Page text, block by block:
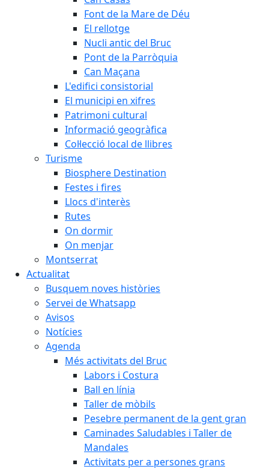
Font de la Mare de Déu
El rellotge
Nucli antic del Bruc
Pont de la Parròquia
Can Maçana
L'edifici consistorial
El municipi en xifres
Patrimoni cultural
Informació geogràfica
Col·lecció local de llibres
Turisme
Biosphere Destination
Festes i fires
Llocs d'interès
Rutes
On dormir
On menjar
Montserrat
Actualitat
Busquem noves històries
Servei de Whatsapp
Avisos
Notícies
Agenda
Més activitats del Bruc
Labors i Costura
Ball en línia
Taller de mòbils
Pesebre permanent de la gent gran
Caminades Saludables i Taller de
Mandales
Activitats per a persones grans